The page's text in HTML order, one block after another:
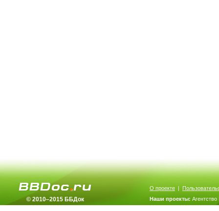
© 2010–2015 ББДок
О проекте |
Наши проекты: